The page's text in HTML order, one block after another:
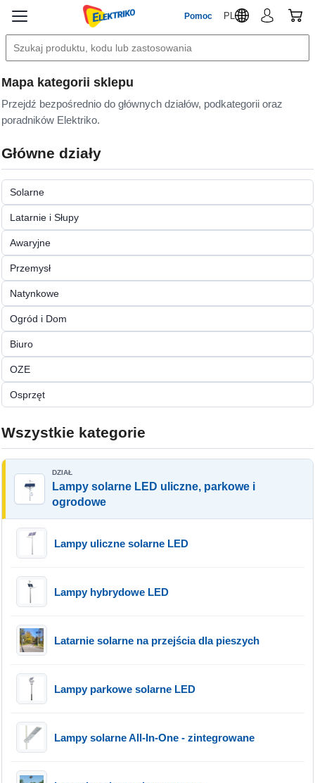
Pomoc PL
Mapa kategorii sklepu
Przejdź bezpośrednio do głównych działów, podkategorii oraz
poradników Elektriko.
Główne działy
Solarne
Latarnie i Słupy
Awaryjne
Przemysł
Natynkowe
Ogród i Dom
Biuro
OZE
Osprzęt
Wszystkie kategorie
Lampy solarne LED uliczne, parkowe i
ogrodowe
Lampy uliczne solarne LED
Lampy hybrydowe LED
Latarnie solarne na przejścia dla pieszych
Lampy parkowe solarne LED
Lampy solarne All-In-One - zintegrowane